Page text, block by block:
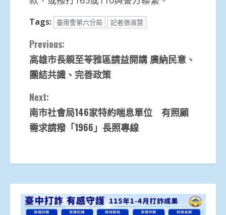
Tags: 臺南警第六分局 記者張淑慧
Continue
Reading
Previous:
高雄市長親至苓雅區請益開講 廣納民意、
團結共識、完善政策
Next:
南市社會局146家特約喘息單位 有照顧
需求請撥「1966」長照專線